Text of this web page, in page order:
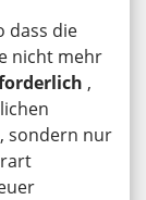
dass die
nicht mehr
,
, sondern nur